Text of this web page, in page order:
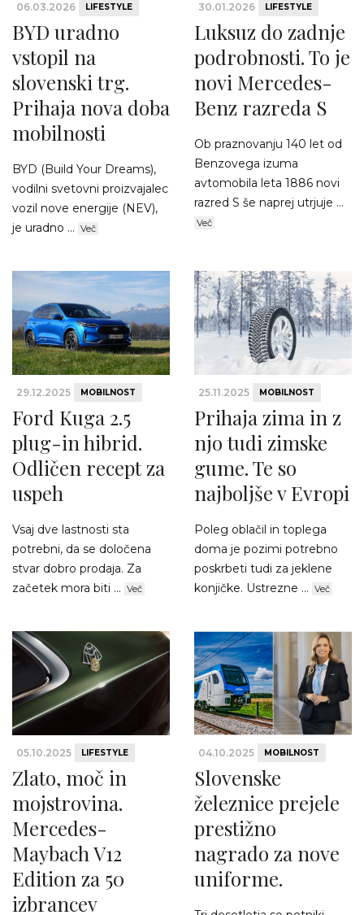
06.03.2026 LIFESTYLE
BYD uradno
vstopil na
slovenski trg.
Prihaja nova doba
mobilnosti
BYD (Build Your Dreams),
vodilni svetovni proizvajalec
vozil nove energije (NEV),
je uradno ... Več
30.01.2026 LIFESTYLE
Luksuz do zadnje
podrobnosti. To je
novi Mercedes-
Benz razreda S
Ob praznovanju 140 let od
Benzovega izuma
avtomobila leta 1886 novi
razred S še naprej utrjuje ...
Več
29.12.2025 MOBILNOST
Ford Kuga 2.5
plug-in hibrid.
Odličen recept za
uspeh
Vsaj dve lastnosti sta
potrebni, da se določena
stvar dobro prodaja. Za
začetek mora biti ... Več
25.11.2025 MOBILNOST
Prihaja zima in z
njo tudi zimske
gume. Te so
najboljše v Evropi
Poleg oblačil in toplega
doma je pozimi potrebno
poskrbeti tudi za jeklene
konjičke. Ustrezne ... Več
05.10.2025 LIFESTYLE
Zlato, moč in
mojstrovina.
Mercedes-
Maybach V12
Edition za 50
izbrancev
04.10.2025 MOBILNOST
Slovenske
železnice prejele
prestižno
nagrado za nove
uniforme.